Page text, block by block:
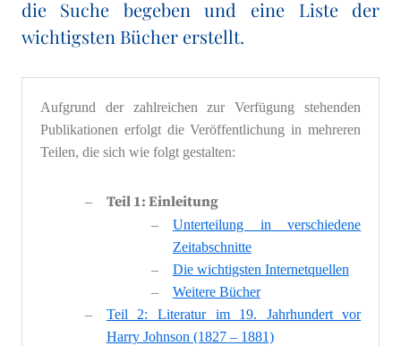
die Suche begeben und eine Liste der
wichtigsten Bücher erstellt.
Aufgrund der zahlreichen zur Verfügung stehenden
Publikationen erfolgt die Veröffentlichung in mehreren
Teilen, die sich wie folgt gestalten:
Teil 1: Einleitung
Unterteilung in verschiedene
Zeitabschnitte
Die wichtigsten Internetquellen
Weitere Bücher
Teil 2: Literatur im 19. Jahrhundert vor
Harry Johnson (1827 – 1881)